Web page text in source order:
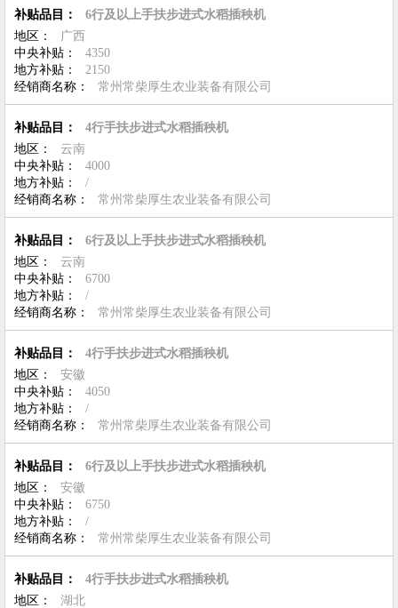
补贴品目：
6行及以上手扶步进式水稻插秧机
地区：
广西
中央补贴：
4350
地方补贴：
2150
经销商名称：
常州常柴厚生农业装备有限公司
补贴品目：
4行手扶步进式水稻插秧机
地区：
云南
中央补贴：
4000
地方补贴：
/
经销商名称：
常州常柴厚生农业装备有限公司
补贴品目：
6行及以上手扶步进式水稻插秧机
地区：
云南
中央补贴：
6700
地方补贴：
/
经销商名称：
常州常柴厚生农业装备有限公司
补贴品目：
4行手扶步进式水稻插秧机
地区：
安徽
中央补贴：
4050
地方补贴：
/
经销商名称：
常州常柴厚生农业装备有限公司
补贴品目：
6行及以上手扶步进式水稻插秧机
地区：
安徽
中央补贴：
6750
地方补贴：
/
经销商名称：
常州常柴厚生农业装备有限公司
补贴品目：
4行手扶步进式水稻插秧机
地区：
湖北